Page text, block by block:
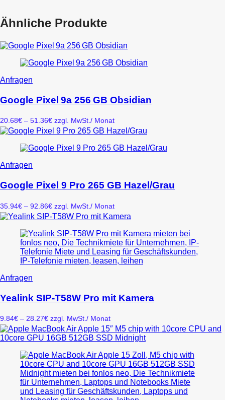
Ähnliche Produkte
Anfragen
weist
mehrere
auf.
Die
Optionen
können
der
gewählt
Google Pixel 9a 256 GB Obsidian
20.68€ – 51.36€Preisspanne:
20.68€
51.36€
zzgl. MwSt./ Monat
Anfragen
weist
mehrere
auf.
Die
können
auf
der
Produktseite
werden
Google Pixel 9 Pro 265 GB Hazel/Grau
35.94€ – 92.86€Preisspanne:
35.94€
92.86€
zzgl. MwSt. / Monat
Anfragen
weist
mehrere
auf.
Die
Optionen
können
auf
der
Produktseite
gewählt
werden
Yealink SIP-T58W Pro mit Kamera
9.84€ – 28.27€Preisspanne:
9.84€
bis
zzgl. MwSt./ Monat